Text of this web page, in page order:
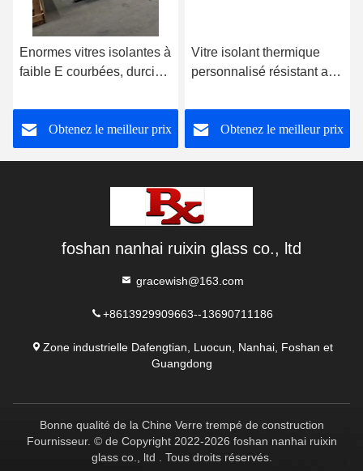
Enormes vitres isolantes à
faible E courbées, durcies
par la chaleur.
Obtenez le meilleur prix
Vitre isolant thermique
personnalisé résistant au
Obtenez le meilleur prix
foshan nanhai ruixin glass co., ltd
gracewish@163.com
+8613929909663--13690711186
Zone industrielle Dafengtian, Luocun, Nanhai, Foshan et
Guangdong
Bonne qualité de la Chine Verre trempé de construction
Fournisseur. © de Copyright 2022-2026 foshan nanhai ruixin
glass co., ltd . Tous droits réservés.